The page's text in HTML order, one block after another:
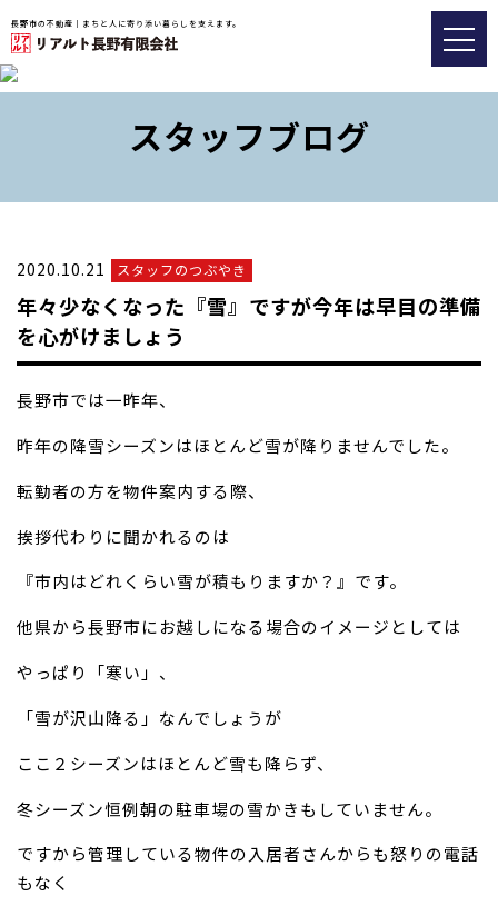
長野市の不動産｜まちと人に寄り添い暮らしを支えます。
026-217-8533
お問い合わせ
おすすめ物件
スタッフブログ
スタッフブログ
2020.10.21 スタッフのつぶやき
年々少なくなった『雪』ですが今年は早目の準備
を心がけましょう
長野市では一昨年、
昨年の降雪シーズンはほとんど雪が降りませんでした。
転勤者の方を物件案内する際、
挨拶代わりに聞かれるのは
『市内はどれくらい雪が積もりますか？』です。
他県から長野市にお越しになる場合のイメージとしては
やっぱり「寒い」、
「雪が沢山降る」なんでしょうが
ここ２シーズンはほとんど雪も降らず、
冬シーズン恒例朝の駐車場の雪かきもしていません。
ですから管理している物件の入居者さんからも怒りの電話
もなく